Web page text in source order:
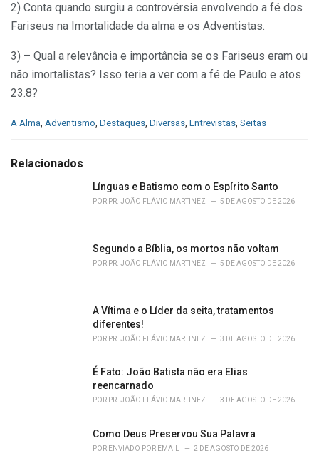
2) Conta quando surgiu a controvérsia envolvendo a fé dos
Fariseus na Imortalidade da alma e os Adventistas.
3) – Qual a relevância e importância se os Fariseus eram ou
não imortalistas? Isso teria a ver com a fé de Paulo e atos
23.8?
C
e
A Alma, Adventismo, Destaques, Diversas, Entrevistas, Seitas
Relacionados
Línguas e Batismo com o Espírito Santo
POR PR. JOÃO FLÁVIO MARTINEZ 5 DE AGOSTO DE 2026
Segundo a Bíblia, os mortos não voltam
POR PR. JOÃO FLÁVIO MARTINEZ 5 DE AGOSTO DE 2026
A Vítima e o Líder da seita, tratamentos
diferentes!
POR PR. JOÃO FLÁVIO MARTINEZ 3 DE AGOSTO DE 2026
É Fato: João Batista não era Elias
reencarnado
POR PR. JOÃO FLÁVIO MARTINEZ 3 DE AGOSTO DE 2026
Como Deus Preservou Sua Palavra
POR ENVIADO POR EMAIL 2 DE AGOSTO DE 2026